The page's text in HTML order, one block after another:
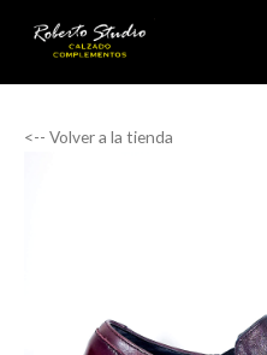
<-- Volver a la tienda